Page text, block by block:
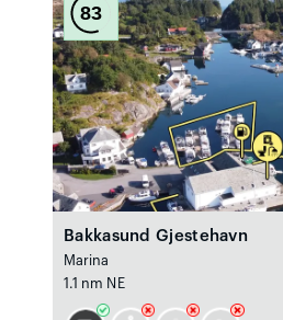
83
Bakkasund Gjestehavn
Marina
1.1 nm NE